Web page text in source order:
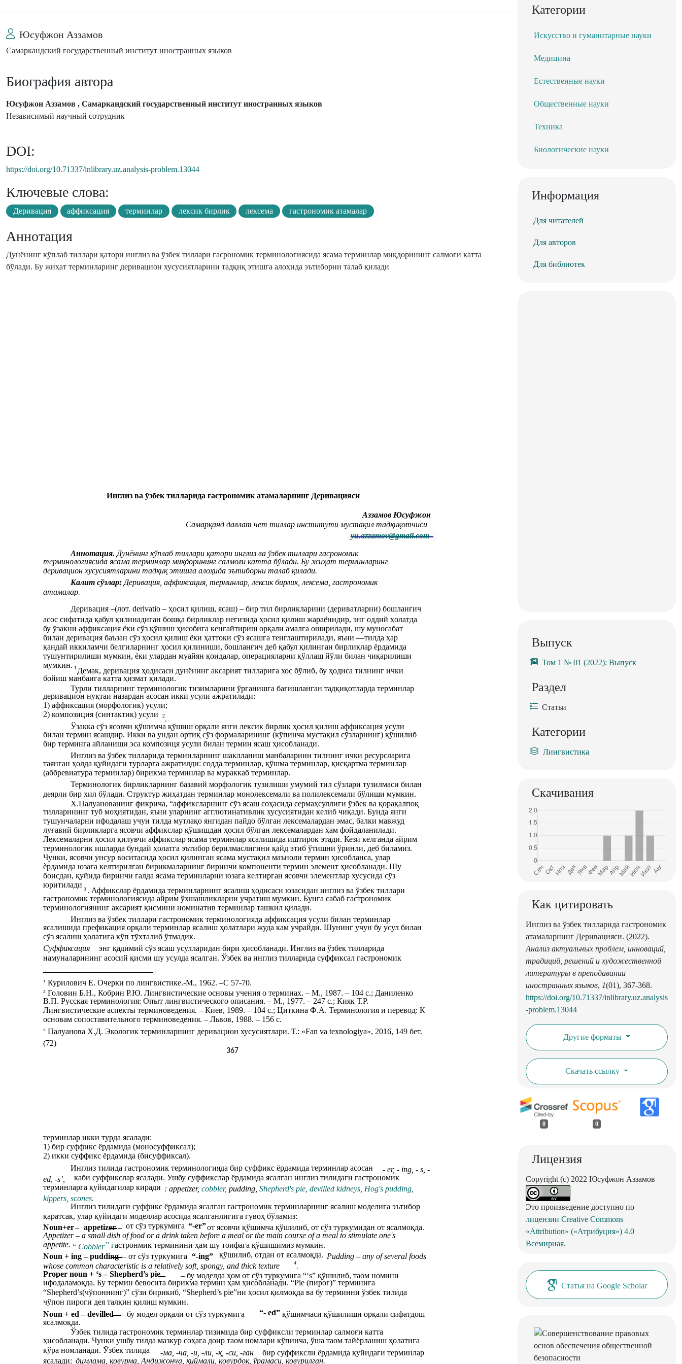
Юсуфжон Aззамов
Самаркандский государственный институт иностранных языков
Биография автора
Юсуфжон Aззамов , Самаркандский государственный институт иностранных языков
Независимый научный сотрудник
DOI:
https://doi.org/10.71337/inlibrary.uz.analysis-problem.13044
Ключевые слова:
Деривация аффиксация терминлар лексик бирлик лексема гастрономик атамалар
Аннотация
Дунёнинг кўплаб тиллари қатори инглиз ва ўзбек тиллари гасрономик терминологиясида ясама терминлар миқдорининг салмоғи катта
бўлади. Бу жиҳат терминларинг деривацион хусусиятларини тадқиқ этишга алоҳида эътиборни талаб қилади
367
Инглиз ва ўзбек тилларида гастрономик атамаларнинг Деривацияси
Aззамов Юсуфжон
Самарқанд давлат чет тиллар институти мустақил тадқиқотчиси
yu.azzamov@gmail.com
Aннотация. Дунёнинг кўплаб тиллари қатори инглиз ва ўзбек тиллари гасрономик
терминологиясида ясама терминлар миқдорининг салмоғи катта бўлади. Бу жиҳат терминларинг
деривацион хусусиятларини тадқиқ этишга алоҳида эътиборни талаб қилади.
Калит сўзлар: Деривация, аффиксация, терминлар, лексик бирлик, лексема, гастрономик
атамалар.
Деривация –(лот. derivatio – ҳосил қилиш, ясаш) – бир тил бирликларини (дериватларни) бошланғич
асос сифатида қабул қилинадиган бошқа бирликлар негизида ҳосил қилиш жараёнидир, энг оддий ҳолатда
бу ўзакни аффиксация ёки сўз қўшиш ҳисобига кенгайтириш орқали амалга оширилади, шу муносабат
билан деривация баъзан сўз ҳосил қилиш ёки ҳаттоки сўз ясашга тенглаштирилади, яъни ―тилда ҳар
қандай иккиламчи белгиларнинг ҳосил қилиниши, бошланғич деб қабул қилинган бирликлар ёрдамида
тушунтирилиши мумкин, ёки улардан муайян қоидалар, операцияларни қўллаш йўли билан чиқарилиши
мумкин. 1 Демак, деривация ҳодисаси дунёнинг аксарият тилларига хос бўлиб, бу ҳодиса тилнинг ички
бойиш манбаига катта ҳизмат қилади.
Турли тилларнинг терминологик тизимларини ўрганишга бағишланган тадқиқотларда терминлар
деривацион нуқтаи назардан асосан икки усули ажратилади:
1) аффиксация (морфологик) усули;
2) композиция (синтактик) усули
2.
Ўзакка сўз ясовчи қўшимча қўшиш орқали янги лексик бирлик ҳосил қилиш аффиксация усули
билан термин ясашдир. Икки ва ундан ортиқ сўз формаларининг (кўпинча мустақил сўзларнинг) қўшилиб
бир терминга айланиши эса композиця усули билан термин ясаш ҳисобланади.
Инглиз ва ўзбек тилларида терминларнинг шаклланиш манбаларини тилнинг ички ресурсларига
таянган ҳолда қуйидаги турларга ажратилди: содда терминлар, қўшма терминлар, қисқартма терминлар
(аббревиатура терминлар) бирикма терминлар ва мураккаб терминлар.
Терминологик бирликларнинг базавий морфологик тузилиши умумий тил сўзлари тузилмаси билан
деярли бир хил бўлади. Структур жиҳатдан терминлар монолексемали ва полилексемали бўлиши мумкин.
Х.Палуанованинг фикрича, “аффиксларнинг сўз ясаш соҳасида сермаҳсуллиги ўзбек ва қорақалпоқ
тилларининг туб моҳиятидан, яъни уларнинг агглютинативлик хусусиятидан келиб чиқади. Бунда янги
тушунчаларни ифодалаш учун тилда мутлақо янгидан пайдо бўлган лексемалардан эмас, балки мавжуд
луғавий бирликларга ясовчи аффикслар қўшишдан ҳосил бўлган лексемалардан ҳам фойдаланилади.
Лексемаларни ҳосил қилувчи аффикслар ясама терминлар ясалишида иштирок этади. Кези келганда айрим
терминологик ишларда бундай ҳолатга эътибор берилмаслигини қайд этиб ўтишни ўринли, деб биламиз.
Чунки, ясовчи унсур воситасида ҳосил қилинган ясама мустақил маъноли термин ҳисобланса, улар
ѐрдамида юзага келтирилган бирикмаларнинг биринчи компоненти термин элемент ҳисобланади. Шу
боисдан, қуйида биринчи галда ясама терминларни юзага келтирган ясовчи элементлар хусусида сўз
юритилади
3 . Аффикслар ёрдамида терминларнинг ясалиш ҳодисаси юзасидан инглиз ва ўзбек тиллари
гастрономик терминологиясида айрим ўхшашликларни учратиш мумкин. Бунга сабаб гастрономик
терминологиянинг аксарият қисмини номинатив терминлар ташкил қилади.
Инглиз ва ўзбек тиллари гастрономик терминологияда аффиксация усули билан терминлар
ясалишида префикация орқали терминлар ясалиш ҳолатлари жуда кам учрайди. Шунинг учун бу усул билан
сўз ясалиш ҳолатига кўп тўхталиб ўтмадик.
Суффиксация
энг қадимий сўз ясаш усулларидан бири ҳисобланади. Инглиз ва ўзбек тилларида
намуналарининг асосий қисми шу усулда ясалган. Ўзбек ва инглиз тилларида суффиксал гастрономик
1 Курилович Е. Очерки по лингвистике.-М., 1962. –C 57-70.
2 Головин Б.Н., Кобрин Р.Ю. Лингвистические основы учения о терминах. – М., 1987. – 104 с.; Даниленко
В.П. Русская терминология: Опыт лингвистического описания. – М., 1977. – 247 с.; Кияк Т.Р.
Лингвистические аспекты терминоведения. – Киев, 1989. – 104 с.; Циткина Ф.А. Терминология и перевод: К
основам сопоставительного терминоведения. – Львов, 1988. – 156 с.
3 Палуанова Х.Д. Экологик терминларнинг деривацион хусусиятлари. Т.: «Fan va texnologiya», 2016, 149 бет.
(72)
терминлар икки турда ясалади:
1) бир суффикс ёрдамида (моносуффиксал);
2) икки суффикс ёрдамида (бисуффиксал).
Инглиз тилида гастрономик терминологияда бир суффикс ёрдамида терминлар асосан
- er, - ing, - s, -
ed, -s’,
каби суффикслар ясалади. Ушбу суффикслар ёрдамида ясалган инглиз тилидаги гастрономик
терминларга қуйидагилар киради : appetizer, cobbler, pudding, Shepherd's pie, devilled kidneys, Hog's pudding,
kippers, scones.
Инглиз тилидаги суффикс ёрдамида ясалган гастрономик терминларнинг ясалиш моделига эътибор
қаратсак, улар қуйидаги моделлар асосида ясалганлигига гувоҳ бўламиз:
Noun+er– appetizer – от сўз туркумига “-er”от ясовчи қўшимча қўшилиб, от сўз туркумидан от ясалмоқда.
Appetizer – a small dish of food or a drink taken before a meal or the main course of a meal to stimulate one's
appetite. “ Cobbler” гастронмик терминини ҳам шу тоифага қўшишимиз мумкин.
Noun + ing – pudding – от сўз туркумига “-ing” қўшилиб, отдан от ясалмоқда. Pudding – any of several foods
whose common characteristic is a relatively soft, spongy, and thick texture
4.
Proper noun + ‘s – Shepherd’s pie
– бу моделда ҳом от сўз туркумига “‘s” қўшилиб, таом номини
ифодаламоқда. Бу термин бевосита бирикма термин ҳам ҳисобланади. “Pie (пирог)” терминига
“Shepherd’s(чўпоннинг)” сўзи бирикиб, “Shepherd’s pie”ни ҳосил қилмоқда ва бу терминни ўзбек тилида
чўпон пироги дея талқин қилиш мумкин.
Noun + ed – devilled
– бу модел орқали от сўз туркумига “- ed” қўшимчаси қўшилиши орқали сифатдош
ясалмоқда.
Ўзбек тилида гастрономик терминлар тизимида бир суффиксли терминлар салмоғи катта
ҳисобланади. Чунки ушбу тилда мазкур соҳага доир таом номлари кўпинча, ўша таом тайёрланиш ҳолатига
кўра номланади. Ўзбек тилида
-ма, -ча, -и, -ли, -қ, -си, -ган
бир суффиксли ёрдамида қуйидаги терминлар
ясалади: димлама, қовурма, Андижонча, қиймали, қовурдоқ, ўрамаси, қовурилган.
Категории
Искусство и гуманитарные науки
Медицина
Естественные науки
Общественные науки
Техника
Биологические науки
Информация
Для читателей
Для авторов
Для библиотек
Выпуск
Том 1 № 01 (2022): Выпуск
Раздел
Статьи
Категории
Лингвистика
Скачивания
Как цитировать
Инглиз ва ўзбек тилларида гастрономик
атамаларнинг Деривацияси. (2022).
Анализ актуальных проблем, инноваций,
традиций, решений и художественной
литературы в преподавании
иностранных языков, 1(01), 367-368.
https://doi.org/10.71337/inlibrary.uz.analysis
-problem.13044
Другие форматы
Скачать ссылку
0 0
Лицензия
Copyright (c) 2022 Юсуфжон Aззамов
Это произведение доступно по
лицензии Creative Commons
«Attribution» («Атрибуция») 4.0
Всемирная.
Статья на Google Scholar